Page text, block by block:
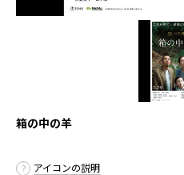
箱の中の羊
アイコンの説明